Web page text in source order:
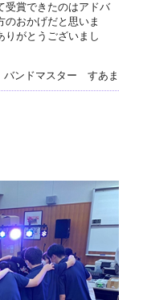
受賞できたのはアドバ
のおかげだと思いま
りがとうございまし
バンドマスター すあま